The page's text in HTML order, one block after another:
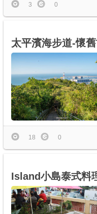
3 0
太平濱海步道-懷
18 0
Island小島泰式料